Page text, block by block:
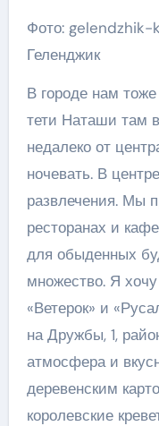
Фото: gelendzhik-
Геленджик
В городе нам
тети Наташи там
недалеко от
ночевать. В
развлечения. Мы
ресторанах и
для обыденных
множество. Я
«Ветерок» и
на Дружбы, 1,
атмосфера и
деревенским
королевские